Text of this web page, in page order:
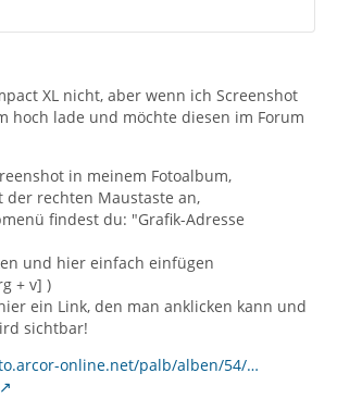
XL nicht, aber wenn ich Screenshot
hoch lade und möchte diesen im Forum
in meinem Fotoalbum,
der rechten Maustaste an,
findest du: "Grafik-Adresse
und hier einfach einfügen
+ v] )
ein Link, den man anklicken kann und
sichtbar!
online.net/palb/alben/54/…